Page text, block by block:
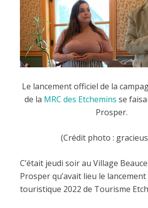
Le lancement officiel de la
de la MRC des Etchemins se
Prosper.
(Crédit photo :
C’était jeudi soir au Village
Prosper qu’avait lieu le
touristique 2022 de Tourisme